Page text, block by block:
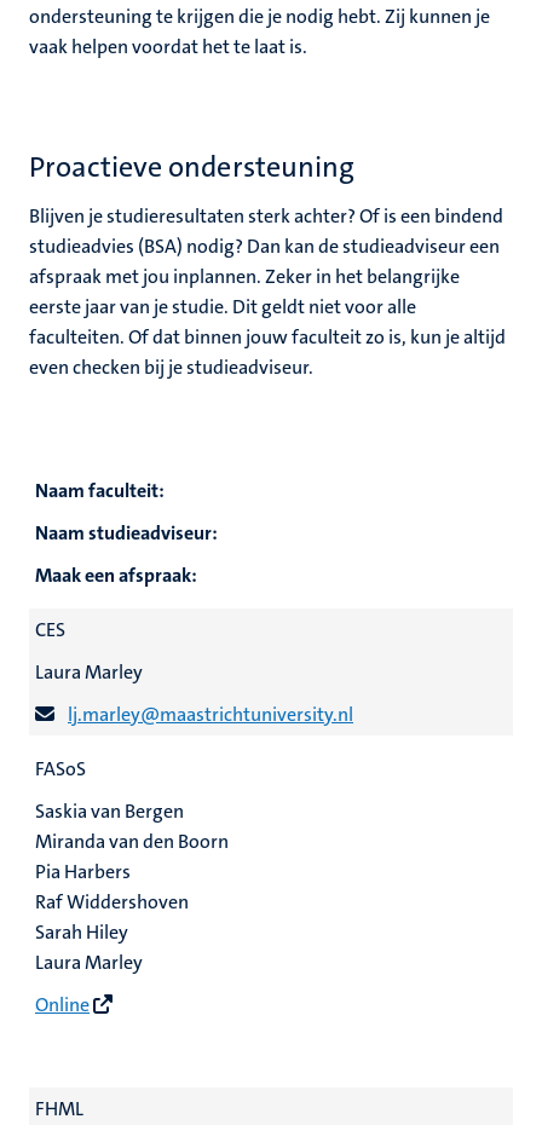
ondersteuning te krijgen die je nodig hebt. Zij kunnen je
vaak helpen voordat het te laat is.
Proactieve ondersteuning
Blijven je studieresultaten sterk achter? Of is een bindend
studieadvies (BSA) nodig? Dan kan de studieadviseur een
afspraak met jou inplannen. Zeker in het belangrijke
eerste jaar van je studie. Dit geldt niet voor alle
faculteiten. Of dat binnen jouw faculteit zo is, kun je altijd
even checken bij je studieadviseur.
Naam faculteit:
Naam studieadviseur:
Maak een afspraak:
CES
Laura Marley
lj.marley@maastrichtuniversity.nl
FASoS
Saskia van Bergen
Miranda van den Boorn
Pia Harbers
Raf Widdershoven
Sarah Hiley
Laura Marley
Online
FHML